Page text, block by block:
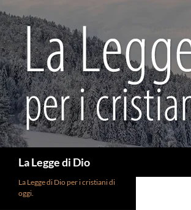
al
contenuto
La Legge di Dio
La Legge di Dio per i cristiani di
oggi.